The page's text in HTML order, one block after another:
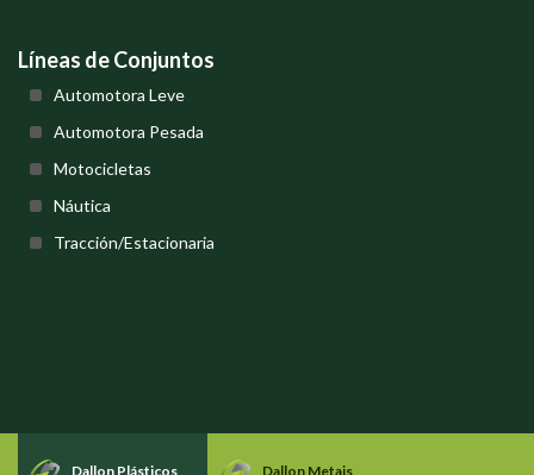
Líneas de Conjuntos
Automotora Leve
Automotora Pesada
Motocicletas
Náutica
Tracción/Estacionaria
Dallon Plásticos Dallon Metais